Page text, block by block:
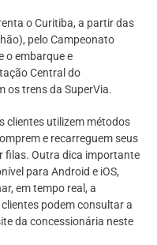
o Curitiba, a partir das
pelo Campeonato
o embarque e
Central do
os trens da SuperVia.
clientes utilizem métodos
e recarreguem seus
filas. Outra dica importante
para Android e iOS,
em tempo real, a
podem consultar a
da concessionária neste